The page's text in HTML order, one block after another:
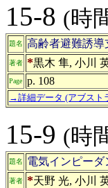
15-8 (時
題名 高齢者避難誘導
著者 *黒木 隼, 小川
Page p. 108
→詳細データ (アブスト
15-9 (時
題名 電気インピー
著者 *天野 光, 小川